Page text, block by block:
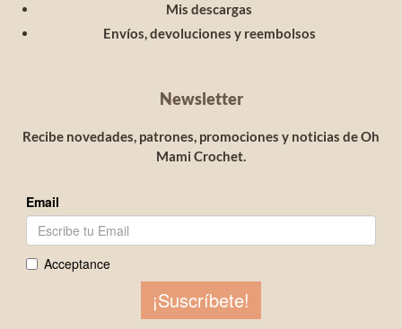
Mis descargas
Envíos, devoluciones y reembolsos
Newsletter
Recibe novedades, patrones, promociones y noticias de Oh
Mami Crochet.